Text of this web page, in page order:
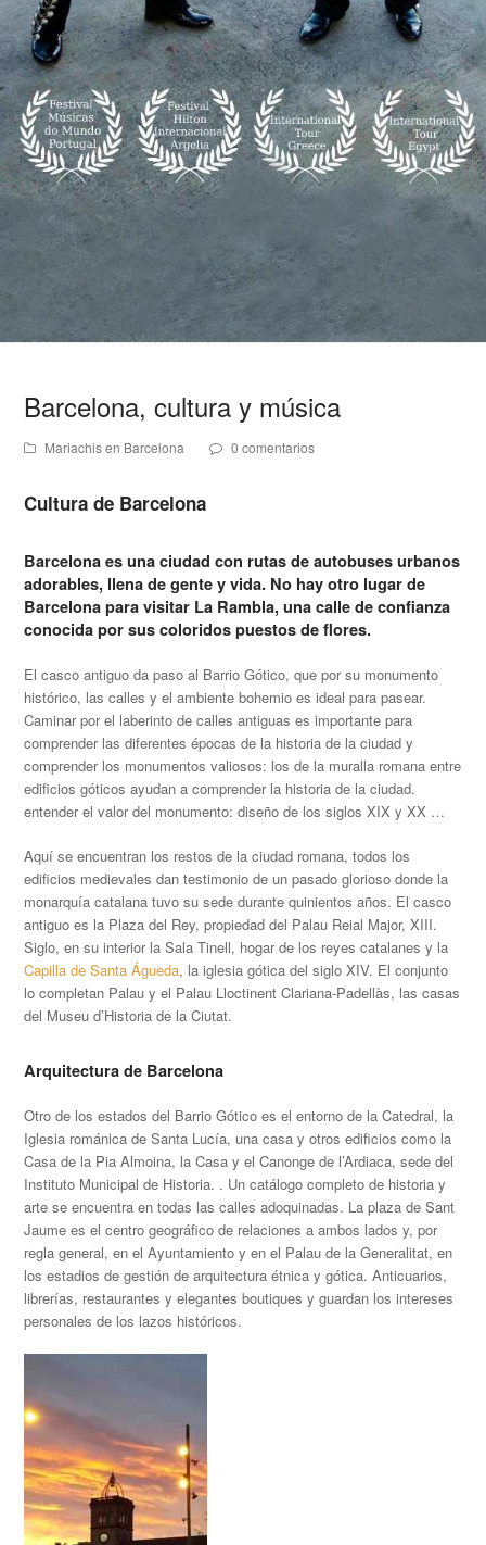
Barcelona, cultura y música
Mariachis en Barcelona 0 comentarios
Cultura de Barcelona
Barcelona es una ciudad con rutas de autobuses urbanos
adorables, llena de gente y vida. No hay otro lugar de
Barcelona para visitar La Rambla, una calle de confianza
conocida por sus coloridos puestos de flores.
El casco antiguo da paso al Barrio Gótico, que por su monumento
histórico, las calles y el ambiente bohemio es ideal para pasear.
Caminar por el laberinto de calles antiguas es importante para
comprender las diferentes épocas de la historia de la ciudad y
comprender los monumentos valiosos: los de la muralla romana entre
edificios góticos ayudan a comprender la historia de la ciudad.
entender el valor del monumento: diseño de los siglos XIX y XX …
Aquí se encuentran los restos de la ciudad romana, todos los
edificios medievales dan testimonio de un pasado glorioso donde la
monarquía catalana tuvo su sede durante quinientos años. El casco
antiguo es la Plaza del Rey, propiedad del Palau Reial Major, XIII.
Siglo, en su interior la Sala Tinell, hogar de los reyes catalanes y la
Capilla de Santa Águeda, la iglesia gótica del siglo XIV. El conjunto
lo completan Palau y el Palau Lloctinent Clariana-Padellàs, las casas
del Museu d’Historia de la Ciutat.
Arquitectura de Barcelona
Otro de los estados del Barrio Gótico es el entorno de la Catedral, la
Iglesia románica de Santa Lucía, una casa y otros edificios como la
Casa de la Pia Almoina, la Casa y el Canonge de l’Ardiaca, sede del
Instituto Municipal de Historia. . Un catálogo completo de historia y
arte se encuentra en todas las calles adoquinadas. La plaza de Sant
Jaume es el centro geográfico de relaciones a ambos lados y, por
regla general, en el Ayuntamiento y en el Palau de la Generalitat, en
los estadios de gestión de arquitectura étnica y gótica. Anticuarios,
librerías, restaurantes y elegantes boutiques y guardan los intereses
personales de los lazos históricos.